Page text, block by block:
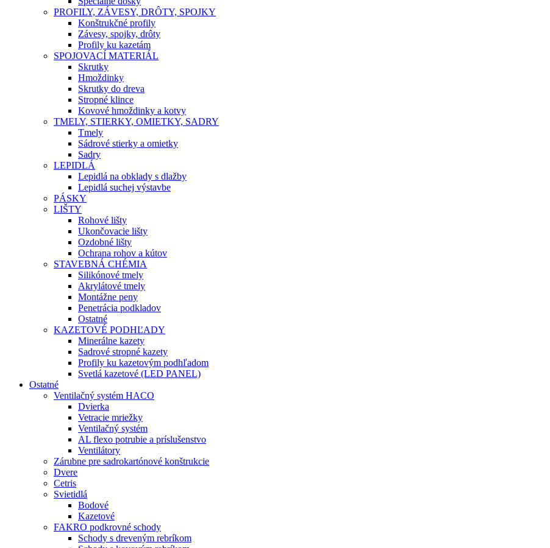
PROFILY, ZÁVESY, DRÔTY, SPOJKY
Konštrukčné profily
Závesy, spojky, drôty
Profily ku kazetám
SPOJOVACÍ MATERIÁL
Skrutky
Hmoždinky
Skrutky do dreva
Stropné klince
Kovové hmoždinky a kotvy
TMELY, STIERKY, OMIETKY, SADRY
Tmely
Sádrové stierky a omietky
Sadry
LEPIDLÁ
Lepidlá na obklady s dlažby
Lepidlá suchej výstavbe
PÁSKY
LIŠTY
Rohové lišty
Ukončovacie lišty
Ozdobné lišty
Ochrana rohov a kútov
STAVEBNÁ CHÉMIA
Silikónové tmely
Akrylátové tmely
Montážne peny
Penetrácia podkladov
Ostatné
KAZETOVÉ PODHĽADY
Minerálne kazety
Sadrové stropné kazety
Profily ku kazetovým podhľadom
Svetlá kazetové (LED PANEL)
Ostatné
Ventilačný systém HACO
Dvierka
Vetracie mriežky
Ventilačný systém
AL flexo potrubie a príslušenstvo
Ventilátory
Zárubne pre sadrokartónové konštrukcie
Dvere
Cetris
Svietidlá
Bodové
Kazetové
FAKRO podkrovné schody
Schody s dreveným rebríkom